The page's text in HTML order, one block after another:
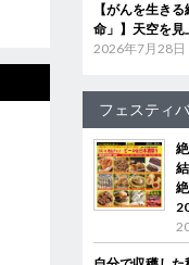
【がんを生き
命」】天空を見
2026年7月28日
フェスティ